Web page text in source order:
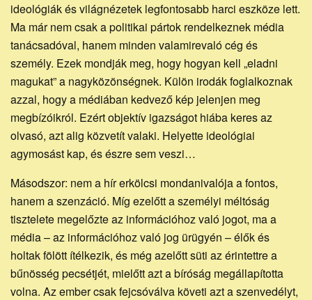
ideológiák és világnézetek legfontosabb harci eszköze lett.
Ma már nem csak a politikai pártok rendelkeznek média
tanácsadóval, hanem minden valamirevaló cég és
személy. Ezek mondják meg, hogy hogyan kell „eladni
magukat” a nagyközönségnek. Külön irodák foglalkoznak
azzal, hogy a médiában kedvező kép jelenjen meg
megbízóikról. Ezért objektív igazságot hiába keres az
olvasó, azt alig közvetít valaki. Helyette ideológiai
agymosást kap, és észre sem veszi…
Másodszor: nem a hír erkölcsi mondanivalója a fontos,
hanem a szenzáció. Míg ezelőtt a személyi méltóság
tisztelete megelőzte az információhoz való jogot, ma a
média – az információhoz való jog ürügyén – élők és
holtak fölött ítélkezik, és még azelőtt süti az érintettre a
bűnösség pecsétjét, mielőtt azt a bíróság megállapította
volna. Az ember csak fejcsóválva követi azt a szenvedélyt,